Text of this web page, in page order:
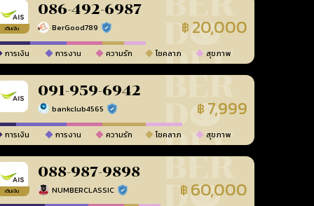
เติมเงิน
086-492-6987
BerGood789 ร้านยืนยันแล้ว ฿ 20,000
การเงิน การงาน ความรัก โชคลาภ สุขภาพ
091-959-6942
bankclub4565 ร้านยืนยันแล้ว ฿ 7,999
การเงิน การงาน ความรัก โชคลาภ สุขภาพ
เติมเงิน
088-987-9898
NUMBERCLASSIC ร้านยืนยันแล้ว ฿ 60,000